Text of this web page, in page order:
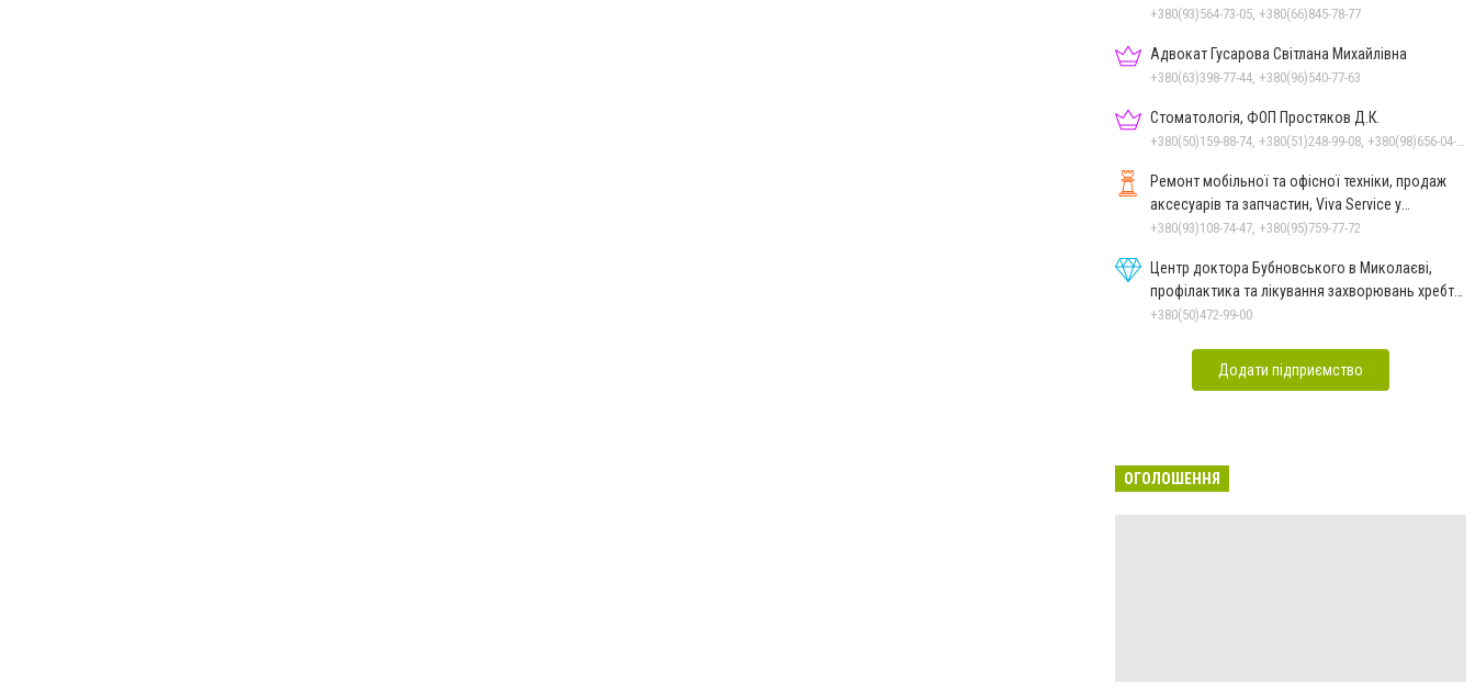
+380(93)564-73-05, +380(66)845-78-77
Адвокат Гусарова Світлана Михайлівна
+380(63)398-77-44, +380(96)540-77-63
Стоматологія, ФОП Простяков Д.К.
Ремонт мобільної та офісної техніки, продаж
аксесуарів та запчастин, Viva Service у
Миколаєві
+380(93)108-74-47, +380(95)759-77-72
Центр доктора Бубновського в Миколаєві,
профілактика та лікування захворювань хребта
і суглобів
+380(50)472-99-00
Додати підприємство
ОГОЛОШЕННЯ